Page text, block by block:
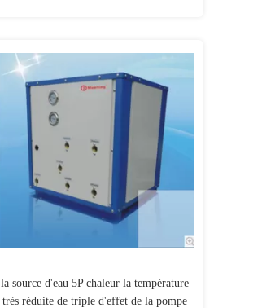
la source d'eau 5P chaleur la température
très réduite de triple d'effet de la pompe